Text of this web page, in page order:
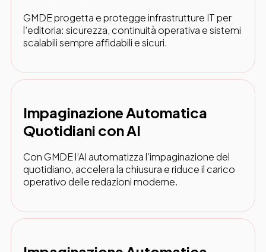
GMDE progetta e protegge infrastrutture IT per
l’editoria: sicurezza, continuità operativa e sistemi
scalabili sempre affidabili e sicuri.
Impaginazione Automatica
Quotidiani con AI
Con GMDE l’AI automatizza l’impaginazione del
quotidiano, accelera la chiusura e riduce il carico
operativo delle redazioni moderne.